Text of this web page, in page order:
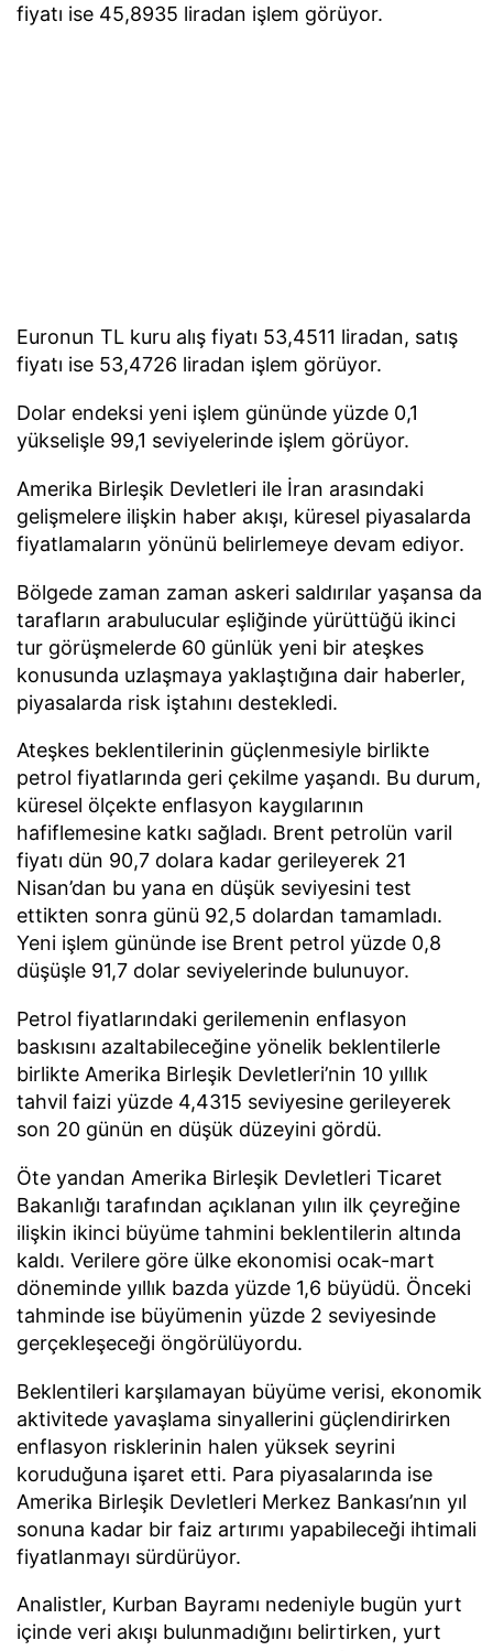
fiyatı ise 45,8935 liradan işlem görüyor.
Euronun TL kuru alış fiyatı 53,4511 liradan, satış
fiyatı ise 53,4726 liradan işlem görüyor.
Dolar endeksi yeni işlem gününde yüzde 0,1
yükselişle 99,1 seviyelerinde işlem görüyor.
Amerika Birleşik Devletleri ile İran arasındaki
gelişmelere ilişkin haber akışı, küresel piyasalarda
fiyatlamaların yönünü belirlemeye devam ediyor.
Bölgede zaman zaman askeri saldırılar yaşansa da
tarafların arabulucular eşliğinde yürüttüğü ikinci
tur görüşmelerde 60 günlük yeni bir ateşkes
konusunda uzlaşmaya yaklaştığına dair haberler,
piyasalarda risk iştahını destekledi.
Ateşkes beklentilerinin güçlenmesiyle birlikte
petrol fiyatlarında geri çekilme yaşandı. Bu durum,
küresel ölçekte enflasyon kaygılarının
hafiflemesine katkı sağladı. Brent petrolün varil
fiyatı dün 90,7 dolara kadar gerileyerek 21
Nisan’dan bu yana en düşük seviyesini test
ettikten sonra günü 92,5 dolardan tamamladı.
Yeni işlem gününde ise Brent petrol yüzde 0,8
düşüşle 91,7 dolar seviyelerinde bulunuyor.
Petrol fiyatlarındaki gerilemenin enflasyon
baskısını azaltabileceğine yönelik beklentilerle
birlikte Amerika Birleşik Devletleri’nin 10 yıllık
tahvil faizi yüzde 4,4315 seviyesine gerileyerek
son 20 günün en düşük düzeyini gördü.
Öte yandan Amerika Birleşik Devletleri Ticaret
Bakanlığı tarafından açıklanan yılın ilk çeyreğine
ilişkin ikinci büyüme tahmini beklentilerin altında
kaldı. Verilere göre ülke ekonomisi ocak-mart
döneminde yıllık bazda yüzde 1,6 büyüdü. Önceki
tahminde ise büyümenin yüzde 2 seviyesinde
gerçekleşeceği öngörülüyordu.
Beklentileri karşılamayan büyüme verisi, ekonomik
aktivitede yavaşlama sinyallerini güçlendirirken
enflasyon risklerinin halen yüksek seyrini
koruduğuna işaret etti. Para piyasalarında ise
Amerika Birleşik Devletleri Merkez Bankası’nın yıl
sonuna kadar bir faiz artırımı yapabileceği ihtimali
fiyatlanmayı sürdürüyor.
Analistler, Kurban Bayramı nedeniyle bugün yurt
içinde veri akışı bulunmadığını belirtirken, yurt